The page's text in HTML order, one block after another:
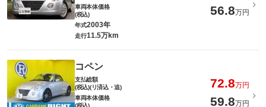
車両本体価格
(税込)
56.8万円
年式2003年
走行11.5万km
コペン
支払総額
(税込)(リ済込・追)
72.8万円
車両本体価格
(税込)
59.8万円